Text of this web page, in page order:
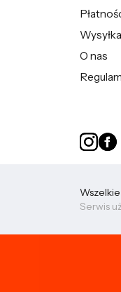
Wysyłka
O nas
Serwis